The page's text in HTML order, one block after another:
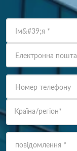
Ім&#39;я *
Електронна пошта
Номер телефону
Країна/регіон*
повідомлення *